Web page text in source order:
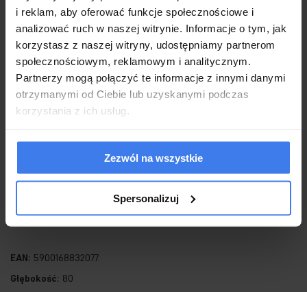
i reklam, aby oferować funkcje społecznościowe i
analizować ruch w naszej witrynie. Informacje o tym, jak
korzystasz z naszej witryny, udostępniamy partnerom
społecznościowym, reklamowym i analitycznym.
Partnerzy mogą połączyć te informacje z innymi danymi
otrzymanymi od Ciebie lub uzyskanymi podczas
korzystania z ich usług.
Zezwól na wszystkie
Spersonalizuj
To idealne rozwiązanie dla osób, które chcą wprowadzić do
swojego wnętrza odrobinę natury w nowoczesnym wydaniu.
Czas realizacji wynosi do 7 dni roboczych.
Światło: LED 115 / 9200 lm / 3 barwy światła
Klosz z roślinami: wys. 80 cm / śr. 80 cm
Klosz bez roślin: wys. 14,5 cm / śr. 70 cm
Podsufitka: wys. 4 cm / śr. 25 cm
Przewód: 195 cm.
EAN: 5900168832077
Głębokość: 80